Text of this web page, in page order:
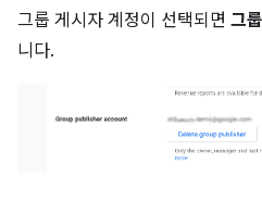
그룹 게시자 계정이 선택되면 그
니다.